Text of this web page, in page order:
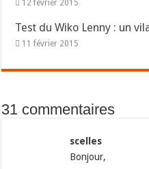
12 février 2015
Test du Wiko Lenny : un
11 février 2015
31 commentaires
scelles
Bonjour,